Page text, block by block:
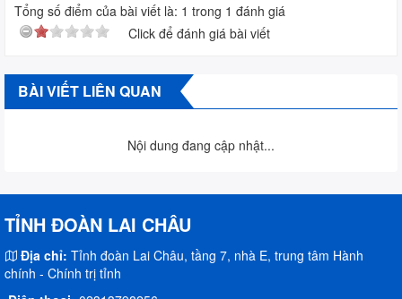
Tổng số điểm của bài viết là: 1 trong 1 đánh giá
Click để đánh giá bài viết
BÀI VIẾT LIÊN QUAN
Nội dung đang cập nhật...
TỈNH ĐOÀN LAI CHÂU
Địa chỉ: Tỉnh đoàn Lai Châu, tầng 7, nhà E, trung tâm Hành
chính - Chính trị tỉnh